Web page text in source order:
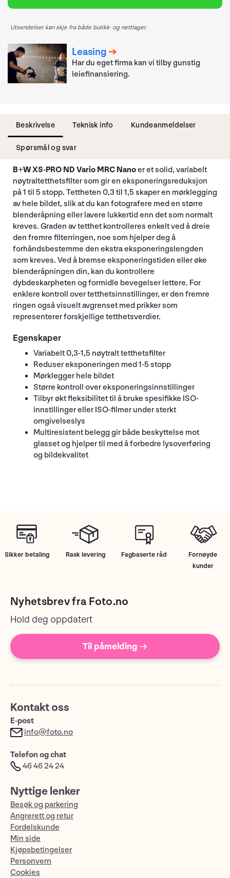
Utsendelser kan skje fra både butikk- og nettlager.
Leasing
Har du eget firma kan vi tilby gunstig
leiefinansiering.
Beskrivelse Teknisk info Kundeanmeldelser
Spørsmål og svar
B+W XS-PRO ND Vario MRC Nanoer et solid, variabelt
nøytraltetthetsfilter som gir en eksponeringsreduksjon
på 1 til 5 stopp. Tettheten 0,3 til 1,5 skaper en mørklegging
av hele bildet, slik at du kan fotografere med en større
blenderåpning eller lavere lukkertid enn det som normalt
kreves. Graden av tetthet kontrolleres enkelt ved å dreie
den fremre filterringen, noe som hjelper deg å
forhåndsbestemme den ekstra eksponeringslengden
som kreves. Ved å bremse eksponeringstiden eller øke
blenderåpningen din, kan du kontrollere
dybdeskarpheten og formidle bevegelser lettere. For
enklere kontroll over tetthetsinnstillinger, er den fremre
ringen også visuelt avgrenset med prikker som
representerer forskjellige tetthetsverdier.
Egenskaper
Variabelt 0,3-1,5 nøytralt tetthetsfilter
Reduser eksponeringen med 1-5 stopp
Mørklegger hele bildet
Større kontroll over eksponeringsinnstillinger
Tilbyr økt fleksibilitet til å bruke spesifikke ISO-
innstillinger eller ISO-filmer under sterkt
omgivelseslys
Multiresistent belegg gir både beskyttelse mot
glasset og hjelper til med å forbedre lysoverføring
og bildekvalitet
Sikker betaling Rask levering Fagbaserte råd
Fornøyde
kunder
Nyhetsbrev fra Foto.no
Hold deg oppdatert
Til påmelding →
Kontakt oss
E-post
info@foto.no
Telefon og chat
46 46 24 24
Nyttige lenker
Besøk og parkering
Angrerett og retur
Fordelskunde
Min side
Kjøpsbetingelser
Personvern
Cookies